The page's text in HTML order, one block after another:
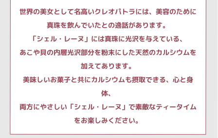
世界の美女として名高いクレオパトラには、美容のために
真珠を飲んでいたとの逸話があります。
「シェル・レーヌ」には真珠に光沢を与えている、
あこや貝の内層光沢部分を粉末にした天然のカルシウムを
加えてあります。
美味しいお菓子と共にカルシウムも摂取できる、心と身
体、
両方にやさしい「シェル・レーヌ」で素敵なティータイム
をお楽しみください。